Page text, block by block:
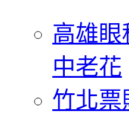
高雄
中老花
竹北票